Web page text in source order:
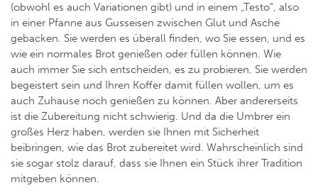
(obwohl es auch Variationen gibt) und in einem „Testo“, also
in einer Pfanne aus Gusseisen zwischen Glut und Asche
gebacken. Sie werden es überall finden, wo Sie essen, und es
wie ein normales Brot genießen oder füllen können. Wie
auch immer Sie sich entscheiden, es zu probieren, Sie werden
begeistert sein und Ihren Koffer damit füllen wollen, um es
auch Zuhause noch genießen zu können. Aber andererseits
ist die Zubereitung nicht schwierig. Und da die Umbrer ein
großes Herz haben, werden sie Ihnen mit Sicherheit
beibringen, wie das Brot zubereitet wird. Wahrscheinlich sind
sie sogar stolz darauf, dass sie Ihnen ein Stück ihrer Tradition
mitgeben können.